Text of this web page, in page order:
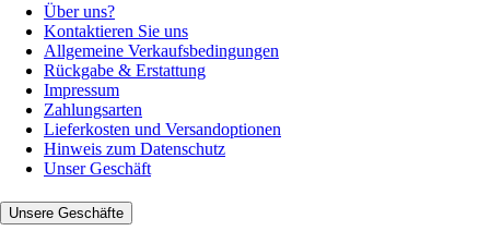
Über uns?
Kontaktieren Sie uns
Allgemeine Verkaufsbedingungen
Rückgabe & Erstattung
Impressum
Zahlungsarten
Lieferkosten und Versandoptionen
Hinweis zum Datenschutz
Unser Geschäft
Unsere Geschäfte